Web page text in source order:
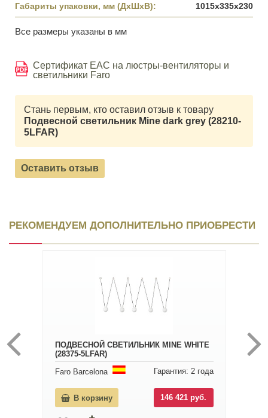
Габариты упаковки, мм (ДхШхВ): 1015x335x230
Все размеры указаны в мм
Сертификат EAC на люстры-вентиляторы и
светильники Faro
Стань первым, кто оставил отзыв к товару
Подвесной светильник Mine dark grey (28210-
5LFAR)
Оставить отзыв
РЕКОМЕНДУЕМ ДОПОЛНИТЕЛЬНО ПРИОБРЕСТИ
ПОДВЕСНОЙ СВЕТИЛЬНИК MINE WHITE
(28375-5LFAR)
Faro Barcelona
Гарантия: 2 года
146 421 руб.
В корзину